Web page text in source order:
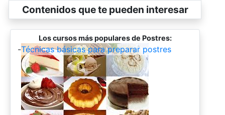
Contenidos que te pueden interesar
Los cursos más populares de Postres:
-Técnicas básicas para preparar postres